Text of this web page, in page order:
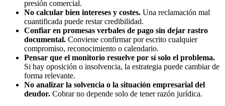
presión comercial.
No calcular bien intereses y costes. Una reclamación mal
cuantificada puede restar credibilidad.
Confiar en promesas verbales de pago sin dejar rastro
documental. Conviene confirmar por escrito cualquier
compromiso, reconocimiento o calendario.
Pensar que el monitorio resuelve por sí solo el problema.
Si hay oposición o insolvencia, la estrategia puede cambiar de
forma relevante.
No analizar la solvencia o la situación empresarial del
deudor. Cobrar no depende solo de tener razón jurídica.